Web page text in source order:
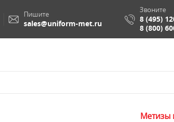
Пишите
sales@uniform-met.ru
Звоните
8 (495)
8 (800)
Метизы и крепежные